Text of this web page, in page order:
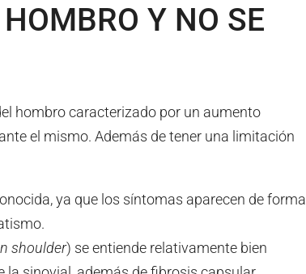
Y NO SE
hombro caracterizado por un aumento
el mismo. Además de tener una limitación
ya que los síntomas aparecen de forma
shoulder) se entiende relativamente bien